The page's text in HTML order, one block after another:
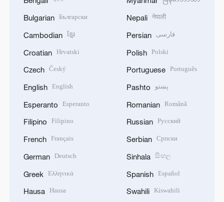
Bulgarian Български
Cambodian ខ្មែរ
Croatian Hrvatski
Czech Český
English English
Esperanto Esperanto
Filipino Filipino
French Français
German Deutsch
Greek Ελληνικά
Hausa Hausa
Nepali नेपाली
Persian فارسی
Polish Polski
Portuguese Português
Pashto پښتو
Romanian Română
Russian Русский
Serbian Српски
Sinhala සිංහල
Spanish Español
Swahili Kiswahili